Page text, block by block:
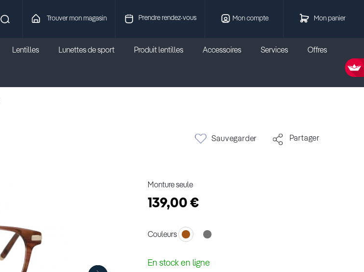
Mon panier
Prendre rendez-vous Mon compte
Trouver mon magasin
Lentilles Lunettes de sport Produit lentilles Accessoires Services Offres
Sauvegarder Partager
Monture seule
139,00 €
Couleurs
En stock en ligne